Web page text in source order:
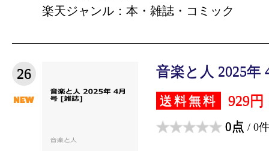
楽天ジャンル：本・雑誌・コミック
26 音楽と人 2025年
送料無料 929円
0点 / 0件